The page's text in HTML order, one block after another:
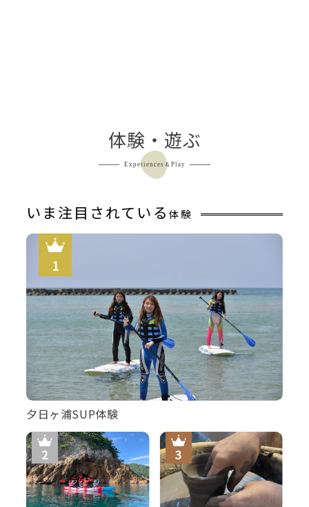
体験・遊ぶ
Experiences＆Play
いま注目されている 体験
夕日ヶ浦SUP体験